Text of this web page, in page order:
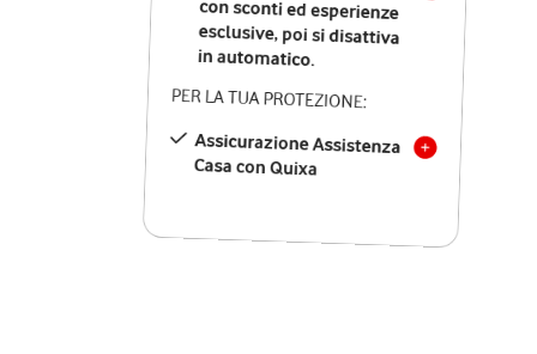
in automatico.
PER LA TUA PROTEZIONE:
Assicurazione Assistenza
Casa con Quixa